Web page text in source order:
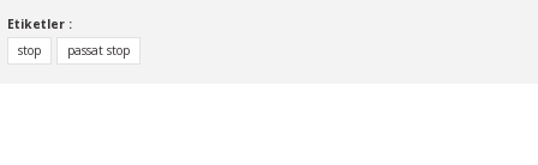
Bu ürünün fiyat bilgisi, resim, ürün açıklamalarında ve diğer
konularda yetersiz gördüğünüz noktaları öneri formunu
kullanarak tarafımıza iletebilirsiniz.
Etiketler :
stop
passat stop